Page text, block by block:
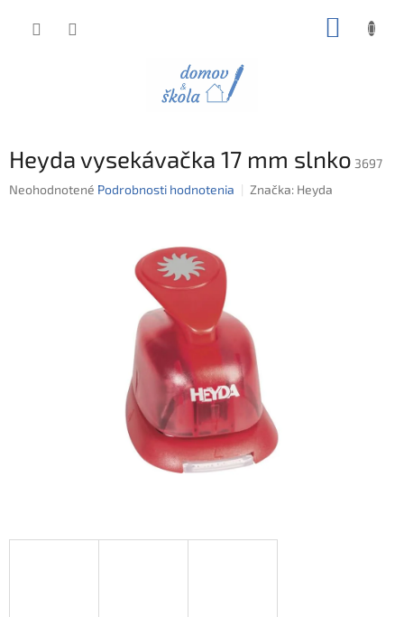
Heyda vysekávačka 17 mm slnko 3697
Priemerné
Neohodnotené Podrobnosti hodnotenia Značka: Heyda